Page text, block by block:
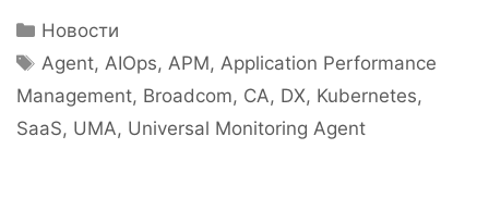
Рубрики
Новости
Метки
Agent,AIOps,APM,Application Performance
Management, Broadcom, CA, DX, Kubernetes,
SaaS, UMA, Universal Monitoring Agent